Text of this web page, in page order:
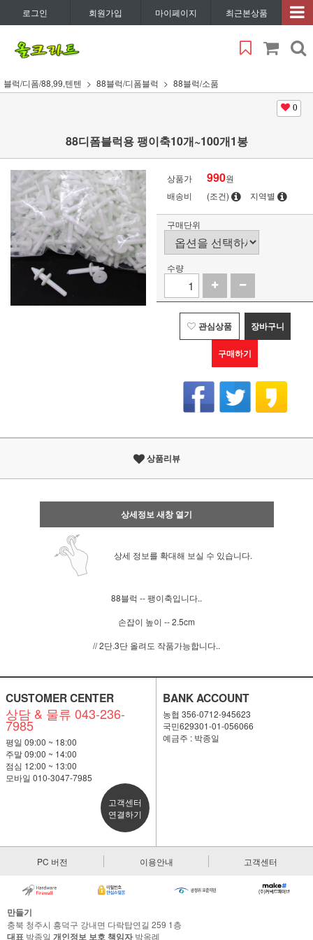
로그인 회원가입 마이페이지 최근본상품
블럭/디폼/88,99,텐텐 88블럭/디폼블럭 88블럭/소품
0
88디폼블럭용 팽이축10개~100개1봉
상품가 990원
배송비
(조건) 지역별
구매단위
수량
관심상품 장바구니
구매하기
상품리뷰
상세정보 새창 열기
상세 정보를 확대해 보실 수 있습니다.
88블럭 -- 팽이축입니다..
손잡이 높이 -- 2.5cm
// 2단.3단 올려도 작품가능합니다..
CUSTOMER CENTER
상담 & 물류 043-236-
7985
평일 09:00 ~ 18:00
주말 09:00 ~ 14:00
점심 12:00 ~ 13:00
모바일 010-3047-7985
고객센터
연결하기
BANK ACCOUNT
농협 356-0712-945623
국민629301-01-056066
예금주 : 박종일
PC 버전 이용안내 고객센터
만들기
충북 청주시 흥덕구 강내면 다락탑연길 259 1층
대표 박종일 개인정보 보호 책임자박옥례